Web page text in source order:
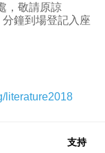
，敬請原諒
鐘到場登記入座
literature2018
支持